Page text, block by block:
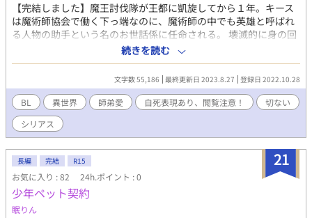
【完結しました】魔王討伐隊が王都に凱旋してから１年。キース
は魔術師協会で働く下っ端なのに、魔術師の中でも英雄と呼ばれ
る人物の助手という名のお世話係に任命される。 壊滅的に身の回
りのことができない、研究しか目に入ってない英雄のお世話に四
苦八苦するキース。 でも英雄がそんな生活を送っているのには、
理由があった。 彼の悲哀を知ったとき、キースのとる行動は？ 平
凡助手×魔王討伐で活躍した英雄。 助手に師弟愛が芽生えるま
で。 ハッピーエンドの一歩手前ぐらいで終わります。 ※自死に近
い形で亡くなった相棒について、英雄が繰り返し内心を吐露する
描写があります。大丈夫な方のみご覧ください。 他サイトにも公
開しています。
続きを読む
文字数 55,186 最終更新日 2023.8.27 登録日 2022.10.28
BL 異世界 師弟愛 自死表現あり、閲覧注意！
切ない
シリアス
21
長編 完結 R15
お気に入り : 82 24h.ポイント : 0
少年ペット契約
眠りん